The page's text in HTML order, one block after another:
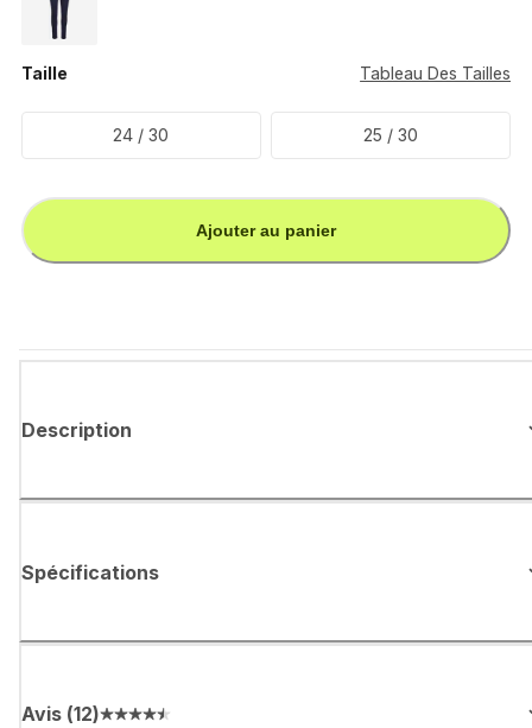
Taille Tableau Des Tailles
24 / 30 25 / 30
Ajouter au panier
Description
Spécifications
Avis (12)